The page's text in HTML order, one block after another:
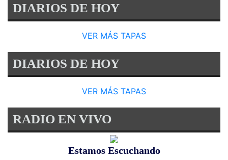
DIARIOS DE HOY
VER MÁS TAPAS
DIARIOS DE HOY
VER MÁS TAPAS
RADIO EN VIVO
Estamos Escuchando